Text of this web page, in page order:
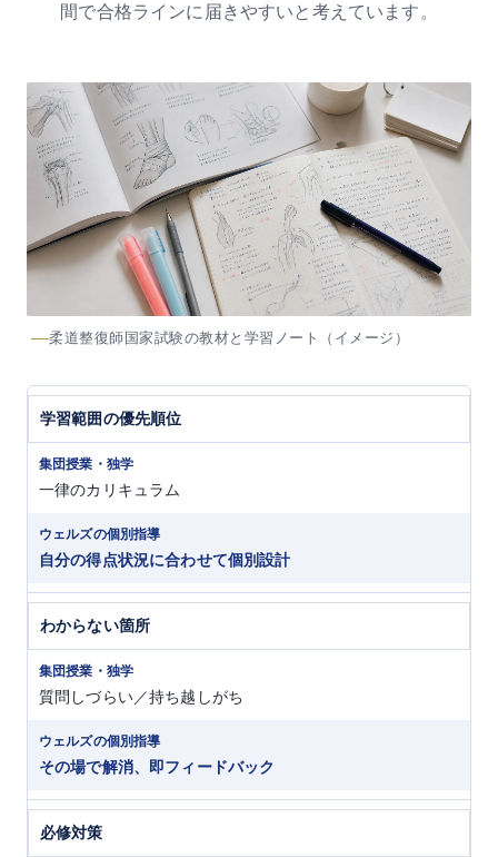
間で合格ラインに届きやすいと考えています。
柔道整復師国家試験の教材と学習ノート（イメージ）
学習範囲の優先順位
一律のカリキュラム
自分の得点状況に合わせて個別設計
わからない箇所
質問しづらい／持ち越しがち
その場で解消、即フィードバック
必修対策